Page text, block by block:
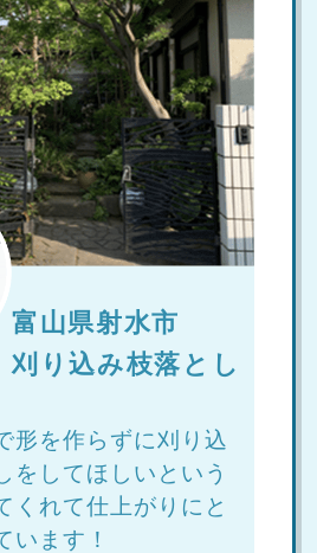
富山県射水市
刈り込み枝落とし
形を作らずに刈り込
をしてほしいという
くれて仕上がりにと
います！